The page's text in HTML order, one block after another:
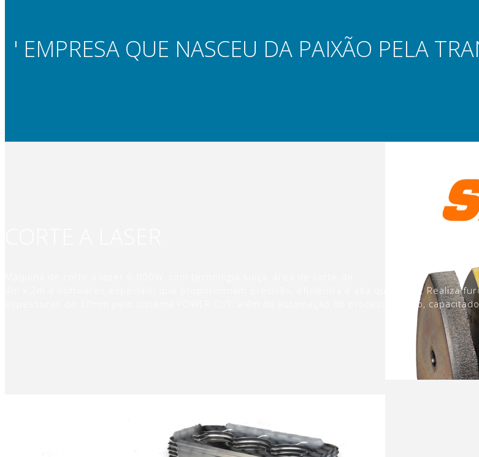
' EMPRESA QUE NASCEU DA PAIXÃO PELA
4m x 2m e softwares especiais, que proporcionam precisão, eficiência e alta qualidade. Realiza
espessuras de 30mm pelo sistema POWER CUT, além da automação do processamento,